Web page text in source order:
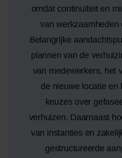
omdat continuïteit en
van werkzaamheden
Belangrijke
plannen van de
van medewerkers, het
de nieuwe locatie en
keuzes over
verhuizen. Daarnaast
van instanties en
gestructureerde